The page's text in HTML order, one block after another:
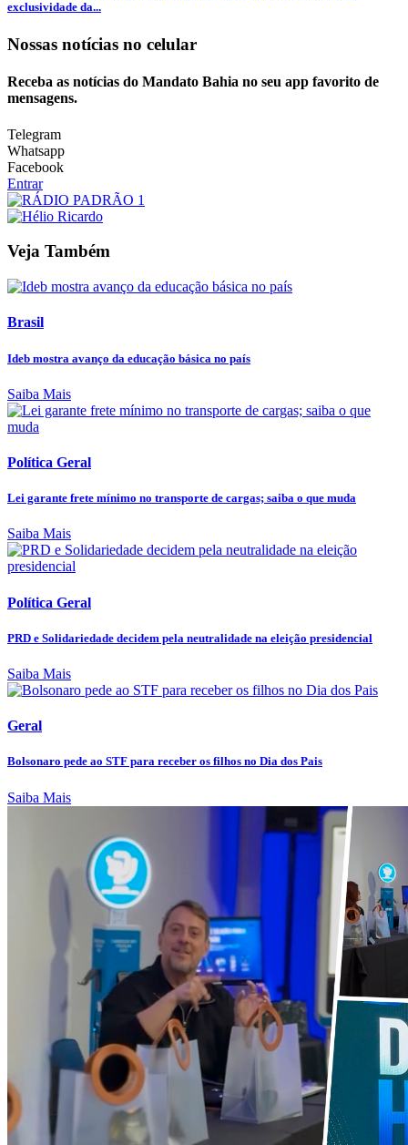
exclusividade da...
Nossas notícias no celular
Receba as notícias do Mandato Bahia no seu app favorito de
mensagens.
Telegram
Whatsapp
Facebook
Entrar
Veja Também
Brasil
Ideb mostra avanço da educação básica no país
Saiba Mais
Política Geral
Lei garante frete mínimo no transporte de cargas; saiba o que muda
Saiba Mais
Política Geral
PRD e Solidariedade decidem pela neutralidade na eleição presidencial
Saiba Mais
Geral
Bolsonaro pede ao STF para receber os filhos no Dia dos Pais
Saiba Mais